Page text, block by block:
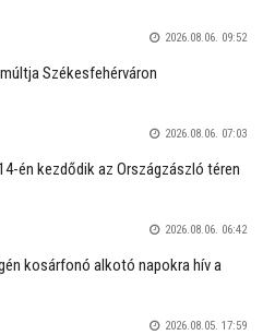
2026.08.06. 09:52
Székesfehérváron
2026.08.06. 07:03
én kezdődik az Országzászló téren
2026.08.06. 06:42
kosárfonó alkotó napokra hív a
2026.08.05. 17:59